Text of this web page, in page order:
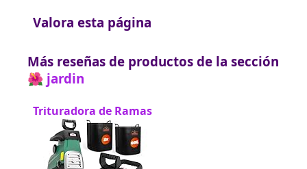
Valora esta página
Más reseñas de productos de la sección
🌺 jardin
Trituradora de Ramas